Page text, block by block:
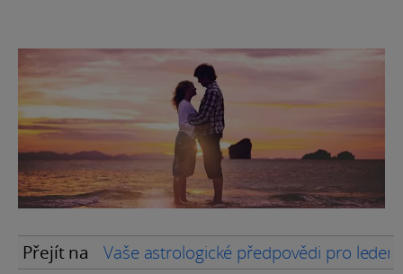
Přejít na Vaše astrologické předpovědi pro